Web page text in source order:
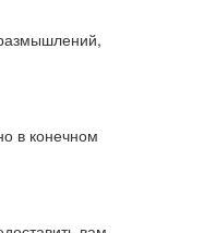
в конечном